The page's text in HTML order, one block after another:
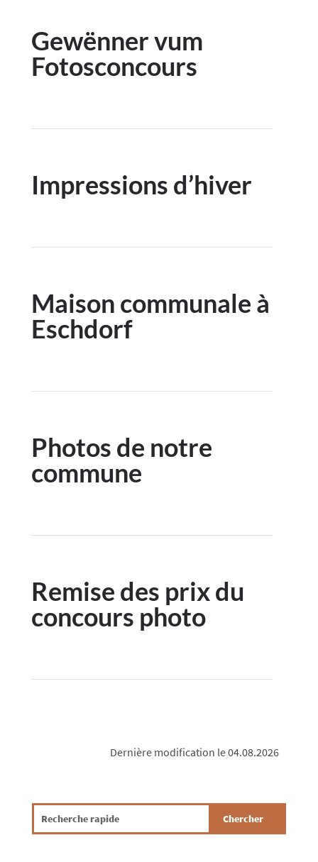
Gewënner vum
Fotosconcours
Impressions d’hiver
Maison communale à
Eschdorf
Photos de notre
commune
Remise des prix du
concours photo
Dernière modification le 04.08.2026